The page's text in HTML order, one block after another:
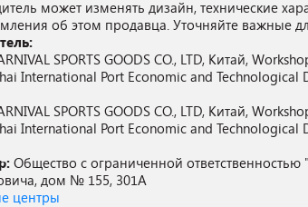
может изменять дизайн, технические
об этом продавца. Уточняйте важные
SPORTS GOODS CO., LTD, Китай,
International Port Economic and Technological
SPORTS GOODS CO., LTD, Китай,
International Port Economic and Technological
Общество с ограниченной ответственностью
дом № 155, 301А
центры